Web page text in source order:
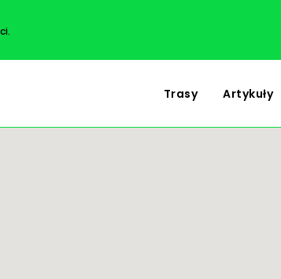
Trasy Artykuły
.